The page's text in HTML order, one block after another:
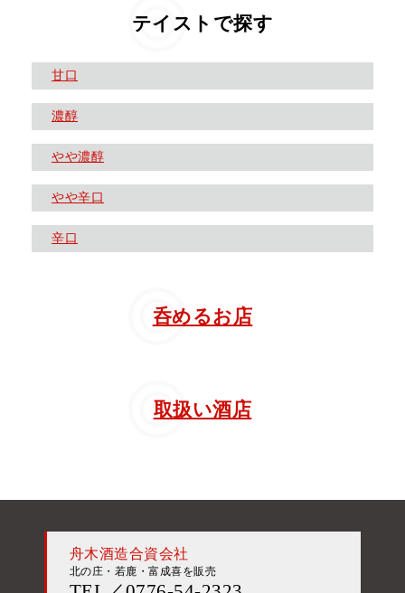
テイストで探す
甘口
濃醇
やや濃醇
やや辛口
辛口
呑めるお店
取扱い酒店
舟木酒造合資会社
北の庄・若鹿・富成喜を販売